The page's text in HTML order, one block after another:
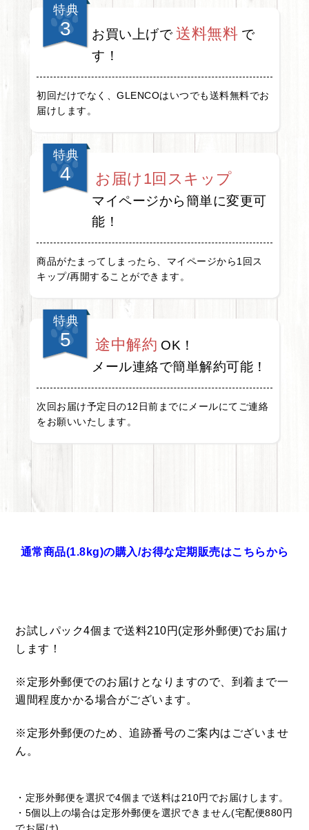
特典
3 お買い上げで 送料無料 で
す！
初回だけでなく、GLENCOはいつでも送料無料でお
届けします。
特典
4 お届け1回スキップ
マイページから簡単に変更可
能！
商品がたまってしまったら、マイページから1回ス
キップ/再開することができます。
特典
5 途中解約 OK！
メール連絡で簡単解約可能！
次回お届け予定日の12日前までにメールにてご連絡
をお願いいたします。
通常商品(1.8kg)の購入/お得な定期販売はこちらから
お試しパック4個まで送料210円(定形外郵便)でお届け
します！
※定形外郵便でのお届けとなりますので、到着まで一
週間程度かかる場合がございます。
※定形外郵便のため、追跡番号のご案内はございませ
ん。
・定形外郵便を選択で4個まで送料は210円でお届けします。
・5個以上の場合は定形外郵便を選択できません(宅配便880円